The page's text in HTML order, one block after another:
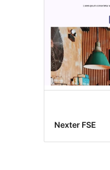
Nexter FSE